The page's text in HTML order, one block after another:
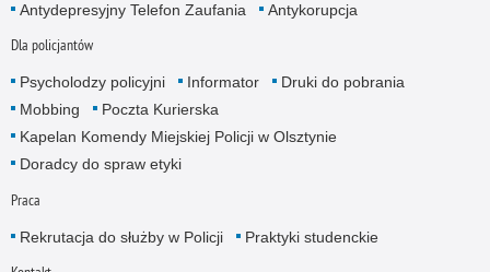
Antydepresyjny Telefon Zaufania
Antykorupcja
Dla policjantów
Psycholodzy policyjni Informator
Druki do pobrania
Mobbing
Poczta Kurierska
Kapelan Komendy Miejskiej Policji w Olsztynie
Doradcy do spraw etyki
Praca
Rekrutacja do służby w Policji Praktyki studenckie